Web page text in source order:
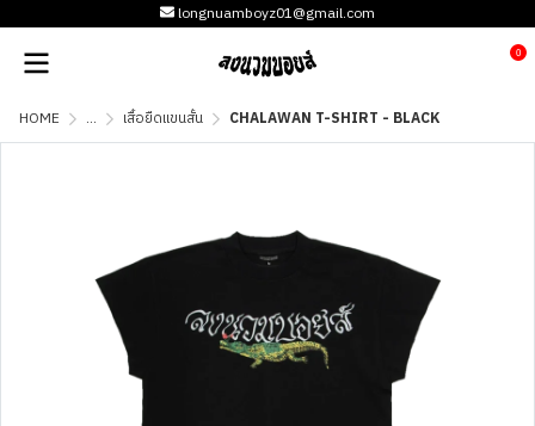
longnuamboyz01@gmail.com
0
HOME ... เสื้อยืดแขนสั้น CHALAWAN T-SHIRT - BLACK